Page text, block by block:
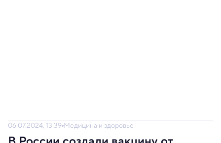
06.07.2024, 13:39 Медицина и здоровье